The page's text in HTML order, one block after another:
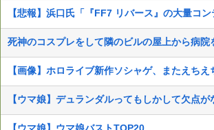
【画像】ホロライブ新作ソシャゲ、またえちえ
【ウマ娘】デュランダルってもしかして欠点